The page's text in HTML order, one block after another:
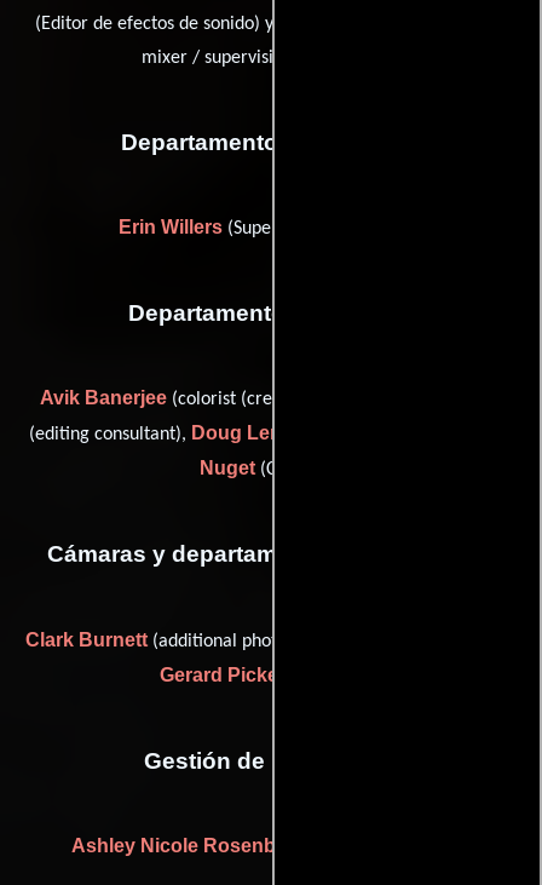
(Editor de efectos de sonido) y
mixer / supervising sound editor)
Departamento de vestuario
Erin Willers (Supervisor de vestuario)
Departamento de editorial
Avik Banerjee (colorist (credit only)),
(editing consultant), Doug Lenox
Nuget(Colorista)
Cámaras y departamento de electricidad
Clark Burnett(additional photography / still photographer) y
Gerard Pickett
Gestión de producción
Ashley Nicole Rosenberg